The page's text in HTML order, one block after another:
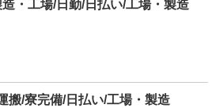
・工場/日勤/日払い/工場・製造
搬/寮完備/日払い/工場・製造